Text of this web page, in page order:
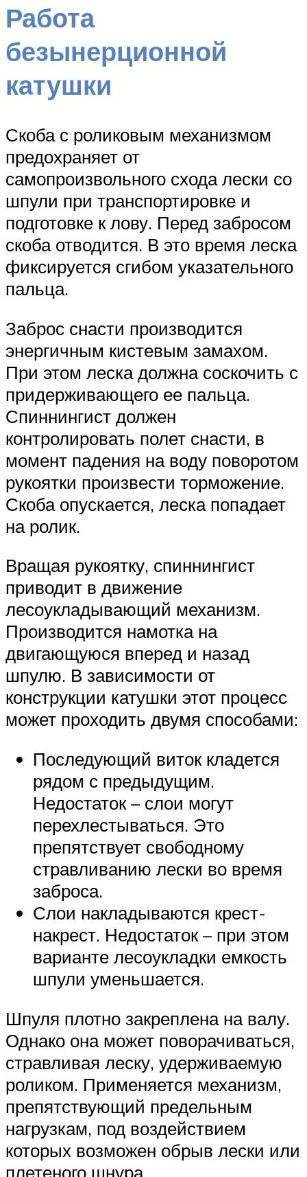
Работа
безынерционной
катушки
Скоба с роликовым механизмом
предохраняет от
самопроизвольного схода лески со
шпули при транспортировке и
подготовке к лову. Перед забросом
скоба отводится. В это время леска
фиксируется сгибом указательного
пальца.
Заброс снасти производится
энергичным кистевым замахом.
При этом леска должна соскочить с
придерживающего ее пальца.
Спиннингист должен
контролировать полет снасти, в
момент падения на воду поворотом
рукоятки произвести торможение.
Скоба опускается, леска попадает
на ролик.
Вращая рукоятку, спиннингист
приводит в движение
лесоукладывающий механизм.
Производится намотка на
двигающуюся вперед и назад
шпулю. В зависимости от
конструкции катушки этот процесс
может проходить двумя способами:
Последующий виток кладется
рядом с предыдущим.
Недостаток – слои могут
перехлестываться. Это
препятствует свободному
стравливанию лески во время
заброса.
Слои накладываются крест-
накрест. Недостаток – при этом
варианте лесоукладки емкость
шпули уменьшается.
Шпуля плотно закреплена на валу.
Однако она может поворачиваться,
стравливая леску, удерживаемую
роликом. Применяется механизм,
препятствующий предельным
нагрузкам, под воздействием
которых возможен обрыв лески или
плетеного шнура.